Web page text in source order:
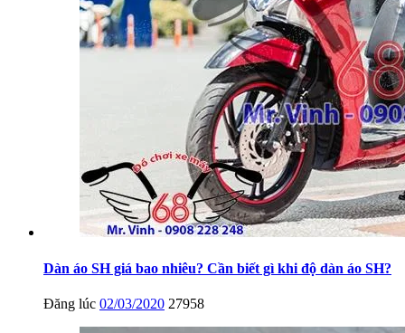
Dàn áo SH giá bao nhiêu? Cần biết gì khi độ dàn áo SH?
Đăng lúc 02/03/2020 27958